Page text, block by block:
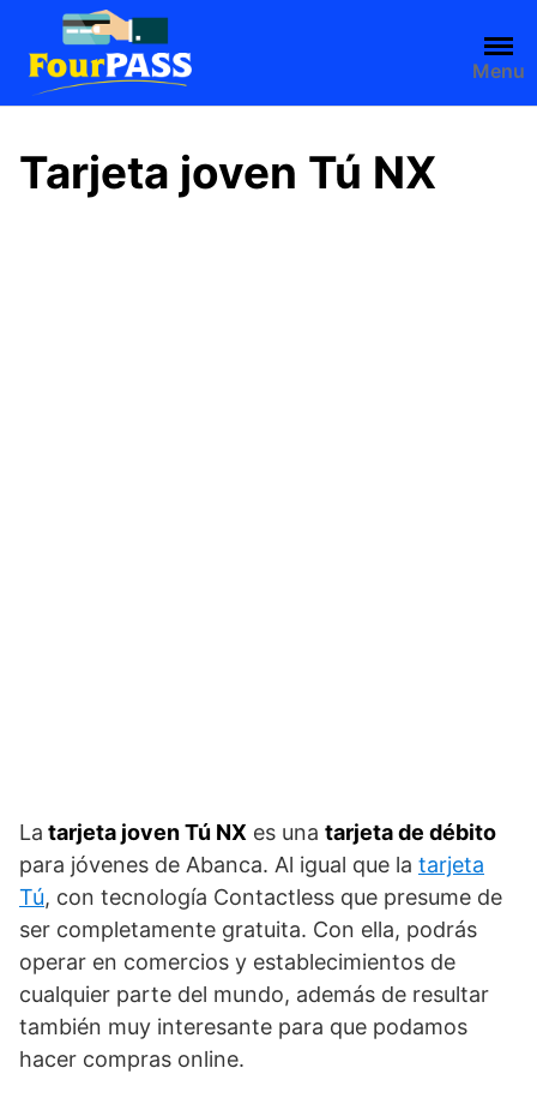
contenido
Menu
Tarjeta joven Tú NX
La tarjeta joven Tú NX es una tarjeta de débito
para jóvenes de Abanca. Al igual que la tarjeta
Tú, con tecnología Contactless que presume de
ser completamente gratuita. Con ella, podrás
operar en comercios y establecimientos de
cualquier parte del mundo, además de resultar
también muy interesante para que podamos
hacer compras online.